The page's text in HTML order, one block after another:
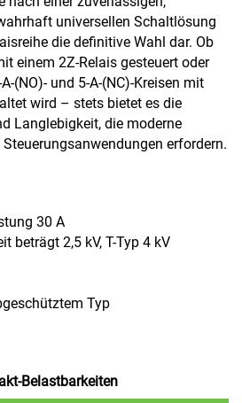
universellen Schaltlösung
die definitive Wahl dar. Ob
einem 2Z-Relais gesteuert oder
(NO)- und 5-A-(NC)-Kreisen mit
wird – stets bietet es die
Langlebigkeit, die moderne
erfordern.
30 A
beträgt 2,5 kV, T-Typ 4 kV
Typ
Belastbarkeiten